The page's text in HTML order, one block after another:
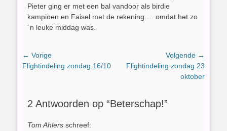
Pieter ging er met een bal vandoor als birdie
kampioen en Faisel met de rekening…. omdat het zo
´n leuke middag was.
Bericht
navigatie
← Vorige
Vorig
Flightindeling zondag 16/10
Volgende →
Volgend
Flightindeling zondag 23
oktober
2 Antwoorden op “Beterschap!”
Tom Ahlers schreef: